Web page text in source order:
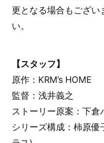
更となる場合もござい
い。
【スタッフ】
原作：KRM’s HOME
監督：浅井義之
ストーリー原案：下
シリーズ構成：柿原